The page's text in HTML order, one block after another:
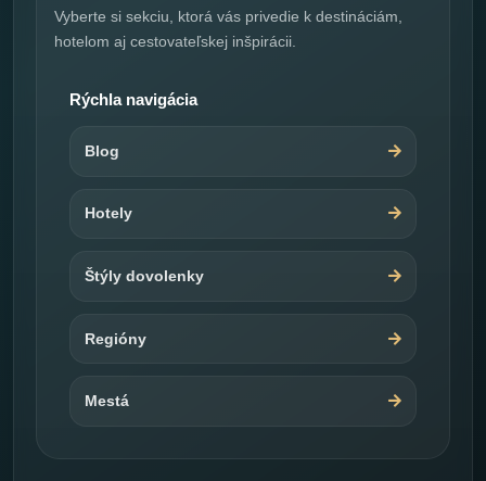
Vyberte si sekciu, ktorá vás privedie k destináciám,
hotelom aj cestovateľskej inšpirácii.
Rýchla navigácia
Blog
Hotely
Štýly dovolenky
Regióny
Mestá